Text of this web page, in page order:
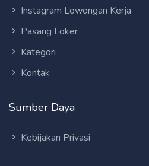
Instagram Lowongan Kerja
Pasang Loker
Kategori
Kontak
Sumber Daya
Kebijakan Privasi